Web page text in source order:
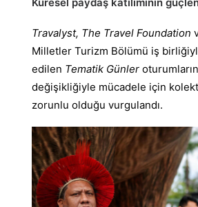
Travalyst, The Travel Foundation
Milletler Turizm Bölümü iş
edilen Tematik Günler
değişikliğiyle mücadele için
zorunlu olduğu vurgulandı.